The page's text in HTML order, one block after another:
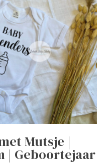
Mutsje |
| Geboortejaar